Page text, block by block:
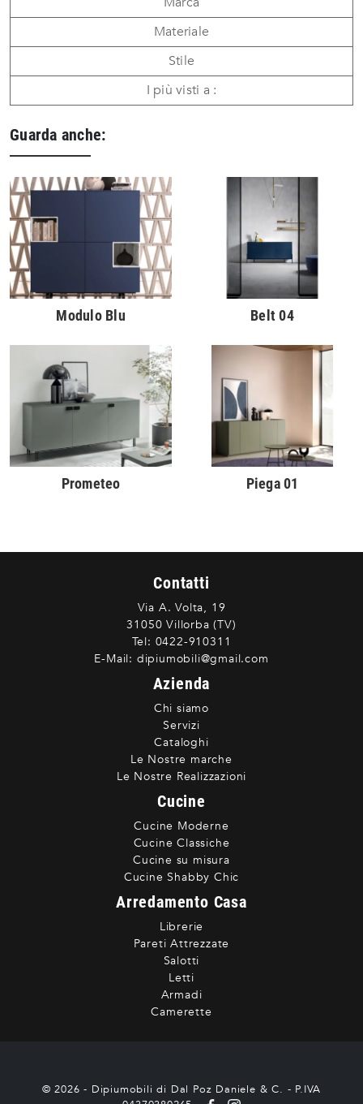
Materiale
Stile
I più visti a :
Guarda anche:
Modulo Blu Belt 04
Prometeo Piega 01
Contatti
Via A. Volta, 19
31050 Villorba (TV)
Tel: 0422-910311
E-Mail: dipiumobili@gmail.com
Azienda
Chi siamo
Servizi
Cataloghi
Le Nostre marche
Le Nostre Realizzazioni
Cucine
Cucine Moderne
Cucine Classiche
Cucine su misura
Cucine Shabby Chic
Arredamento Casa
Librerie
Pareti Attrezzate
Salotti
Letti
Armadi
Camerette
© 2026 - Dipiumobili di Dal Poz Daniele & C. - P.IVA